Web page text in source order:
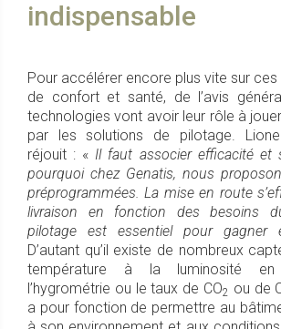
indispensable
Pour accélérer encore plus vite sur
de confort et santé, de l’avis
technologies vont avoir leur rôle à
par les solutions de pilotage.
réjouit : «Il faut associer efficacité et
pourquoi chez Genatis, nous
préprogrammées. La mise en route
livraison en fonction des besoins
pilotage est essentiel pour gagner
D’autant qu’il existe de nombreux
température à la luminosité
l’hygrométrie ou le taux de CO2 ou de
a pour fonction de permettre au